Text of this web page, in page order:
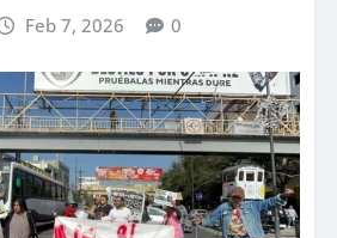
Feb 7, 2026 0